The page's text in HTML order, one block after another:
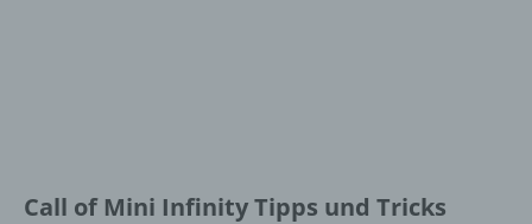
Call of Mini Infinity Tipps und Tricks